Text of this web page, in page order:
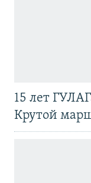
15 лет
Крутой